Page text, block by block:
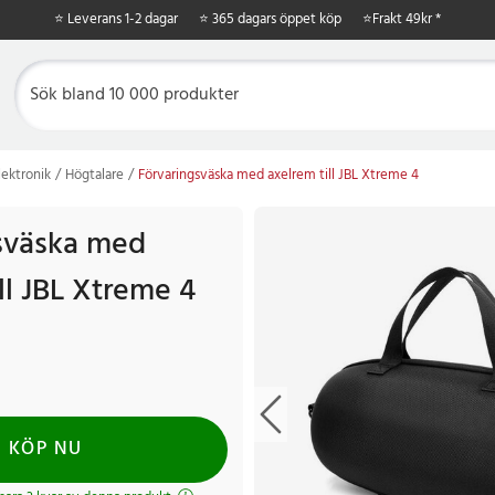
⭐ Leverans 1-2 dagar ⭐ 365 dagars öppet köp ⭐Frakt 49kr *
Högtalare Förvaringsväska med axelrem till JBL Xtreme 4
med
JBL Xtreme 4
KÖP NU